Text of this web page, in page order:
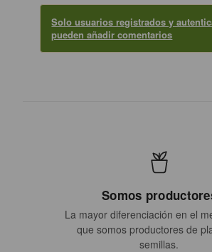
Solo usuarios registrados y
pueden añadir comentarios
Somos
La mayor diferenciación en el
que somos productores de
semillas.